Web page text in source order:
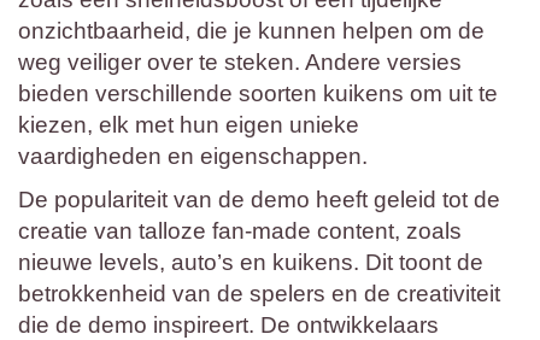
onzichtbaarheid, die je kunnen helpen om de
weg veiliger over te steken. Andere versies
bieden verschillende soorten kuikens om uit te
kiezen, elk met hun eigen unieke
vaardigheden en eigenschappen.
De populariteit van de demo heeft geleid tot de
creatie van talloze fan-made content, zoals
nieuwe levels, auto’s en kuikens. Dit toont de
betrokkenheid van de spelers en de creativiteit
die de demo inspireert. De ontwikkelaars